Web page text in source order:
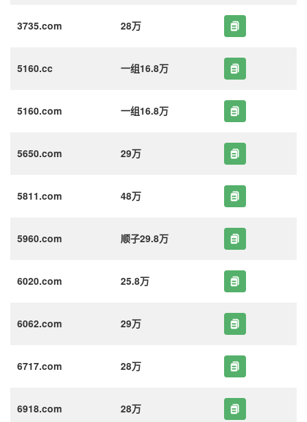
3735.com 28万
5160.cc 一组16.8万
5160.com 一组16.8万
5650.com 29万
5811.com 48万
5960.com 顺子29.8万
6020.com 25.8万
6062.com 29万
6717.com 28万
6918.com 28万